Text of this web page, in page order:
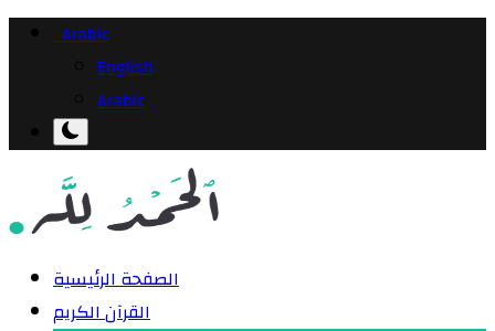
Arabic
English
Arabic
الصفحة الرئيسية
القرآن الكريم